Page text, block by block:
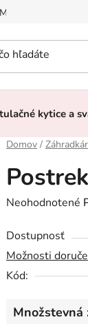
ZĽAVY
kytice a
Domov /
Priemerné
produktu
je
0,0
Neohodnotené
Dostupnosť
Možnosti
Kód:
Množstevná